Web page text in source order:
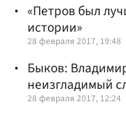
«Петров был
истории»
28 февраля 2017, 19:48
Быков:
неизгладимый
28 февраля 2017, 12:24